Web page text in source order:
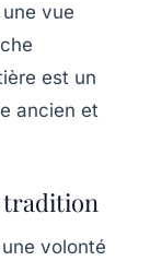
vue
est un
ancien et
tradition
volonté